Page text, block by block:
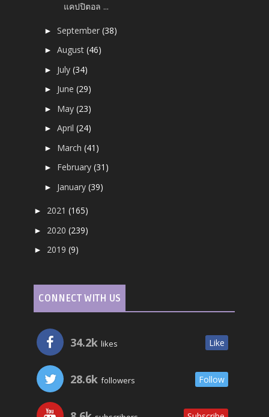
แคปปิตอล ...
►September(38)
►August(46)
► July(34)
► June(29)
► May(23)
►April(24)
► March(41)
► February(31)
► January(39)
► 2021(165)
► 2020(239)
► 2019(9)
CONNECT WITH US
34.2k likes Like
28.6k followers Follow